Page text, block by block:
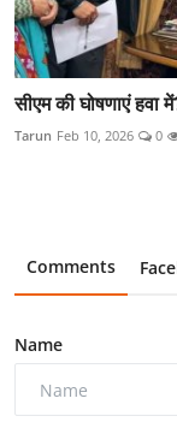
सीएम की घोषणाएं हवा
Tarun Feb 10, 2026 0
Comments
Name